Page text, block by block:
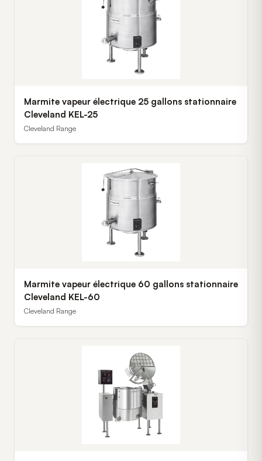
Marmite vapeur électrique 25 gallons stationnaire
Cleveland KEL-25
Cleveland Range
Marmite vapeur électrique 60 gallons stationnaire
Cleveland KEL-60
Cleveland Range